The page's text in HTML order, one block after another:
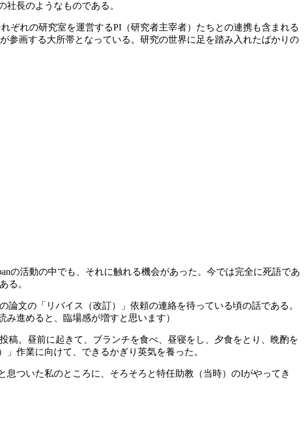
長のようなものである。
ぞれの研究室を運営するPI（研究者主宰者）たちとの連携も含まれる
参画する大所帯となっている。研究の世界に足を踏み入れたばかりの
の活動の中でも、それに触れる機会があった。今では完全に死語であ
る。
文の「リバイス（改訂）」依頼の連絡を待っている頃の話である。
み進めると、臨場感が増すと思います）
。昼前に起きて、ブランチを食べ、昼寝をし、夕食をとり、晩酌を
作業に向けて、できるかぎり英気を養った。
ついた私のところに、そろそろと特任助教（当時）のIがやってき